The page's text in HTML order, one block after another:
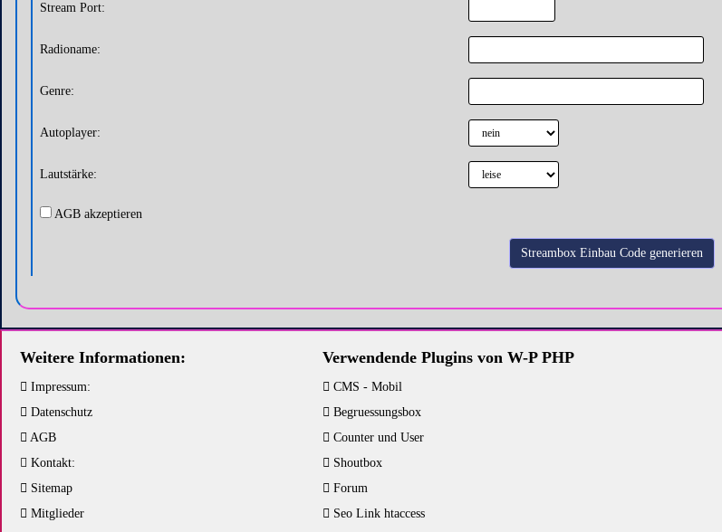
Stream Port:
Radioname:
Genre:
Autoplayer:
Lautstärke:
AGB akzeptieren
Weitere Informationen:
Impressum:
Datenschutz
AGB
Kontakt:
Sitemap
Mitglieder
Verwendende Plugins von W-P PHP
CMS - Mobil
Begruessungsbox
Counter und User
Shoutbox
Forum
Seo Link htaccess